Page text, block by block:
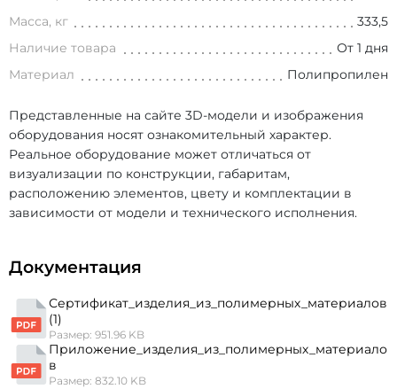
Масса, кг
333,5
Наличие товара
От 1 дня
Материал
Полипропилен
Представленные на сайте 3D-модели и изображения
оборудования носят ознакомительный характер.
Реальное оборудование может отличаться от
визуализации по конструкции, габаритам,
расположению элементов, цвету и комплектации в
зависимости от модели и технического исполнения.
Документация
Сертификат_изделия_из_полимерных_материалов
(1)
Размер: 951.96 KB
Приложение_изделия_из_полимерных_материало
в
Размер: 832.10 KB